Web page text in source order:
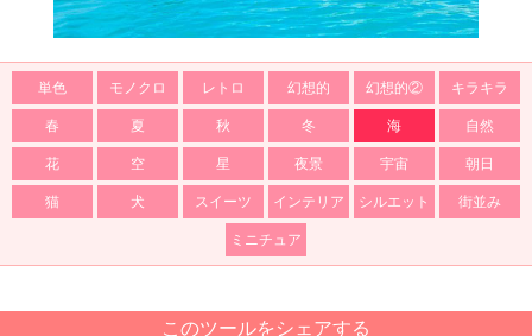
単色 モノクロ レトロ 幻想的 幻想的② キラキラ
春 夏 秋 冬 海 自然
花 空 星 夜景 宇宙 朝日
猫 犬 スイーツ インテリア シルエット 街並み
ミニチュア
このツールをシェアする